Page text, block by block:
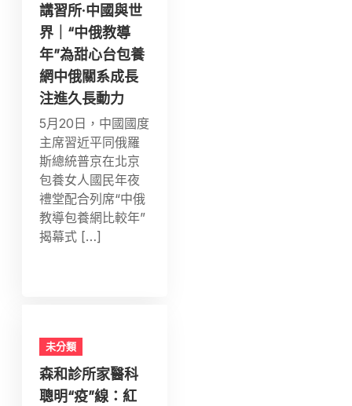
講習所·中國與世
界｜“中俄教導
年”為甜心台包養
網中俄關系成長
注進久長動力
5月20日，中國國度
主席習近平同俄羅
斯總統普京在北京
包養女人國民年夜
禮堂配合列席“中俄
教導包養網比較年”
揭幕式 […]
未分類
森和診所家醫科
聰明“疫”線：紅